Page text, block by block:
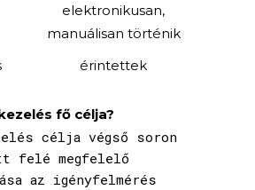
elektronikusan,
manuálisan történik
érintettek
fő célja?
célja végső soron
felé megfelelő
az igényfelmérés